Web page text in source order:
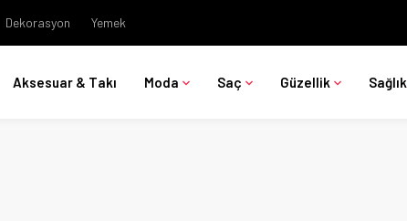
Dekorasyon Yemek
Aksesuar & Takı Moda Saç Güzellik Sağlık